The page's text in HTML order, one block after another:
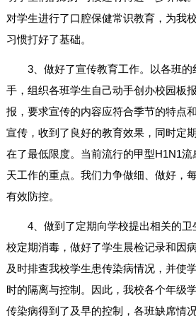
对学生进行了口腔保健常识教育，为我
习惯打好了基础。
3、做好了宣传教育工作。以各班
手，组织各班学生自己动手创办校园板
报，要求宣传的内容应符合季节的特点
宣传，收到了良好的教育效果，同时定
在了最低限度。当前流行的甲型H1N1
天工作的重点。我们力争做细、做好，
有效防控。
4、做到了定期向学校提出相关的
校定期消毒，做好了学生晨检记录和因
及时排查我校学生患传染病情况，并使
时的隔离与控制。因此，我校各个年级
传染病得到了及早的控制，各班缺席情